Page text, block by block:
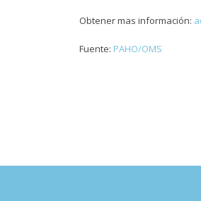
Obtener mas información:
Fuente: PAHO/OMS